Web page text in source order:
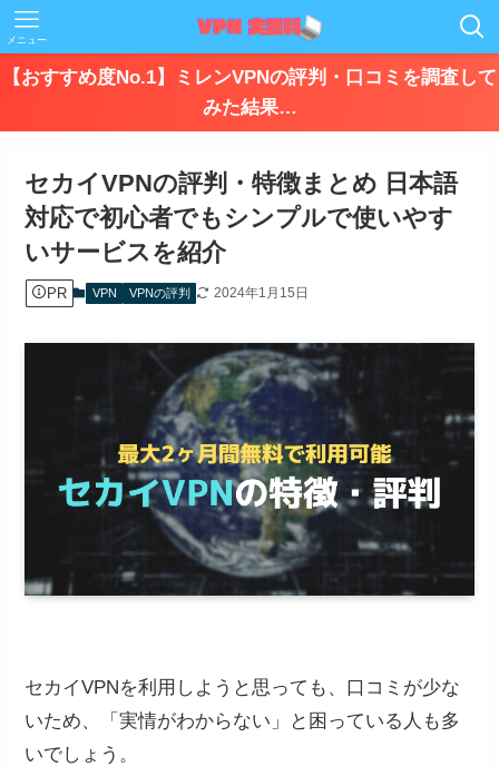
メニュー
【おすすめ度No.1】ミレンVPNの評判・口コミを調査して
みた結果…
セカイVPNの評判・特徴まとめ 日本語
対応で初心者でもシンプルで使いやす
いサービスを紹介
PR VPN VPNの評判 2024年1月15日
セカイVPNを利用しようと思っても、口コミが少な
いため、「実情がわからない」と困っている人も多
いでしょう。